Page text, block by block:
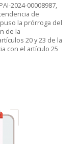
2024-00008987,
de
la prórroga del
de la
20 y 23 de la
con el artículo 25